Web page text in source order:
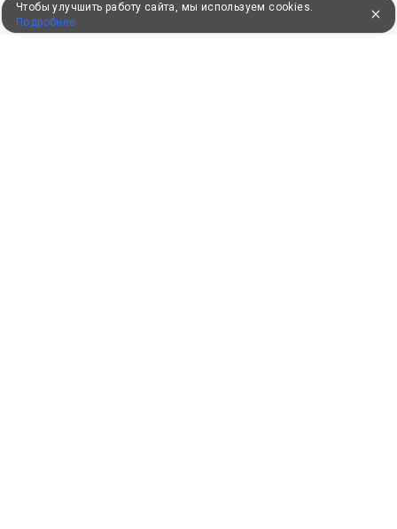
Чтобы улучшить работу сайта, мы используем cookies.
Подробнее